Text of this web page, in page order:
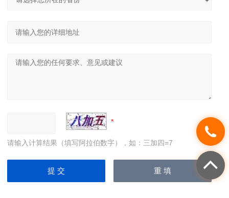
请输入计算结果（填写阿拉伯数字），如：三加四=7